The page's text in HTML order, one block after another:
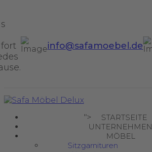
info@safamoebel.de
">
STARTSEITE
UNTERNEHMEN
MÖBEL
Sitzgarnituren